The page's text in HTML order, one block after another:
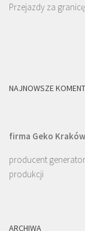
Przejazdy za granicę
NAJNOWSZE
firma Geko Kraków
producent
produkcji
ARCHIWA